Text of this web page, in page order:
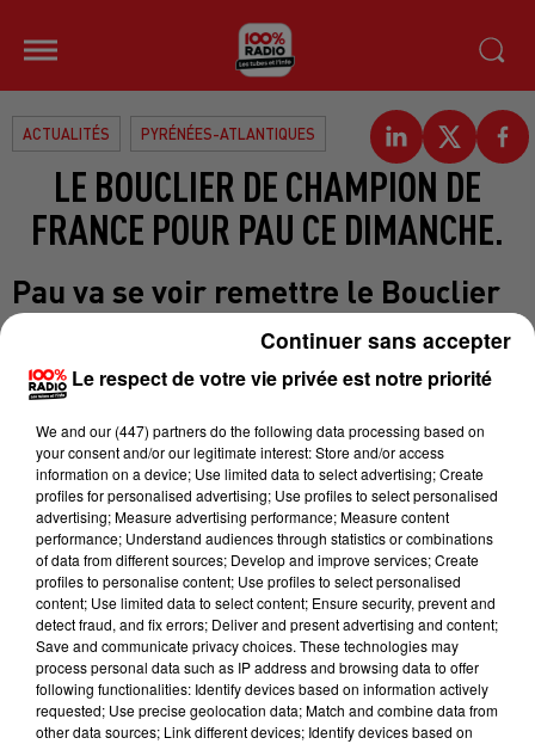
ACTUALITÉS PYRÉNÉES-ATLANTIQUES
LE BOUCLIER DE CHAMPION DE
FRANCE POUR PAU CE DIMANCHE.
Pau va se voir remettre le Bouclier
de champion de France de Prod2 ce
dimanche devant son public après
son match contre Carcassonne à
17h30, à l'occasion de la 29ième
journée. La section est assurée
d'évoluer en Top14 la saison
prochaine. Une grande fête est
prévue au hameau, avec l'arrivée
des joueurs à la toulonnaise dès
16h. Ecoutez Michel Parneix, le
directeur développement et
communication de la section
paloise, il revient sur l'ambiance du
Le respect de votre vie privée est notre priorité
We and our (447) partnersdo the following data processing based on
your consent and/or our legitimate interest: Store and/or access
information on a device; Use limited data to select advertising; Create
profiles for personalised advertising; Use profiles to select personalised
advertising; Measure advertising performance; Measure content
performance; Understand audiences through statistics or combinations
of data from different sources; Develop and improve services; Create
profiles to personalise content; Use profiles to select personalised
content; Use limited data to select content; Ensure security, prevent and
detect fraud, and fix errors; Deliver and present advertising and content;
Save and communicate privacy choices. These technologies may
process personal data such as IP address and browsing data to offer
following functionalities: Identify devices based on information actively
requested; Use precise geolocation data; Match and combine data from
other data sources; Link different devices; Identify devices based on
Continuer sans accepter